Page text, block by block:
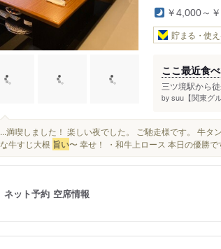
￥4,000～
貯まる・使
ここ最近食
三ツ境駅から
by suu【関東グ
...満喫しました！ 楽しい夜でした。 ご馳走様です。 牛タ
な牛すじ大根 旨い〜 幸せ！ ・和牛上ロース 本日の優勝
ネット予約 空席情報